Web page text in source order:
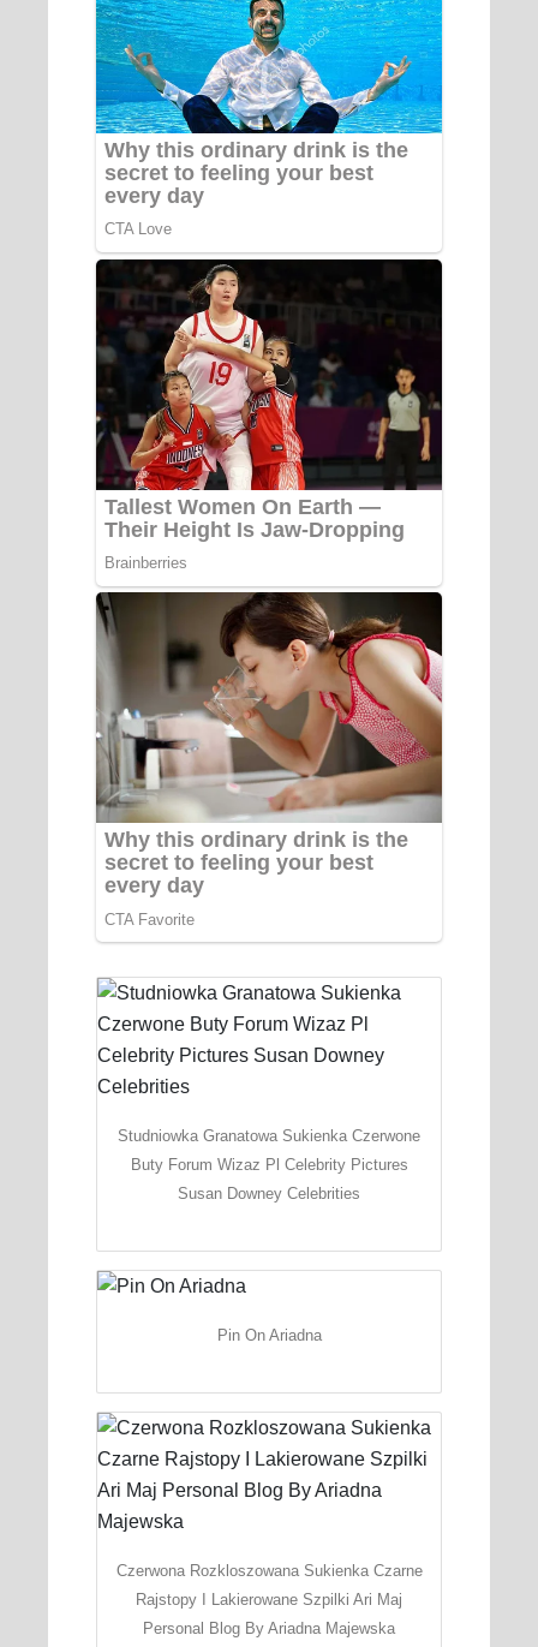
Studniowka Granatowa Sukienka Czerwone
Buty Forum Wizaz Pl Celebrity Pictures
Susan Downey Celebrities
Pin On Ariadna
Czerwona Rozkloszowana Sukienka Czarne
Rajstopy I Lakierowane Szpilki Ari Maj
Personal Blog By Ariadna Majewska